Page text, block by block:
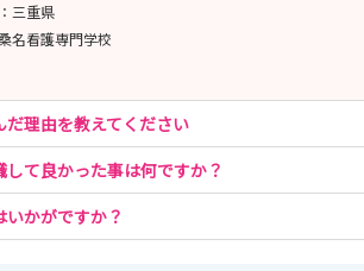
三重県
名看護専門学校
だ理由を教えてください
て良かった事は何ですか？
かがですか？